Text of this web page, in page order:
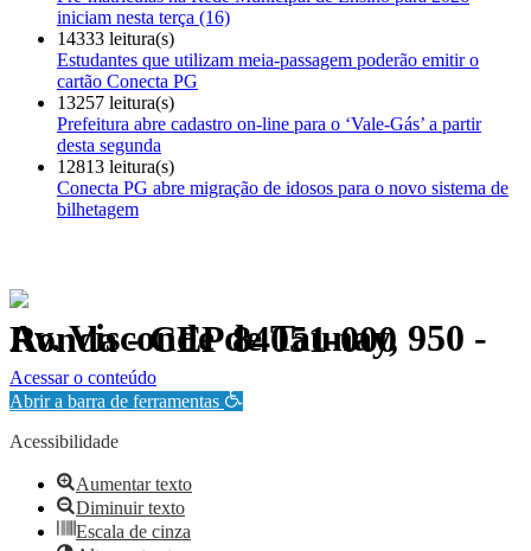
iniciam nesta terça (16)
14333 leitura(s)
Estudantes que utilizam meia-passagem poderão emitir o
cartão Conecta PG
13257 leitura(s)
Prefeitura abre cadastro on-line para o ‘Vale-Gás’ a partir
desta segunda
12813 leitura(s)
Conecta PG abre migração de idosos para o novo sistema de
bilhetagem
Av. Visconde de Taunay, 950 - Ronda - CEP 84051-000
Política de Privacidade.
Acessar o conteúdo
Abrir a barra de ferramentas
Acessibilidade
Aumentar texto
Diminuir texto
Escala de cinza